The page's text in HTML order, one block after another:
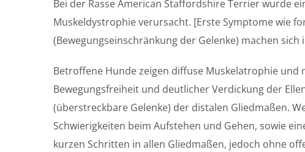
Bei der Rasse American Staffordshire Terrier wurde
Muskeldystrophie verursacht. [Erste Symptome wie
(Bewegungseinschränkung der Gelenke) machen
Betroffene Hunde zeigen diffuse Muskelatrophie
Bewegungsfreiheit und deutlicher Verdickung der
(überstreckbare Gelenke) der distalen Gliedmaßen.
Schwierigkeiten beim Aufstehen und Gehen, sowie
kurzen Schritten in allen Gliedmaßen, jedoch ohne